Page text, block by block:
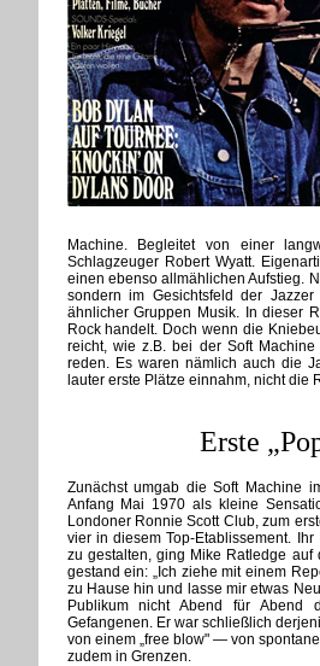
Machine. Begleitet von einer
Schlagzeuger Robert Wyatt.
einen ebenso allmählichen Aufstieg.
sondern im Gesichtsfeld der
ähnlicher Gruppen Musik. In dieser
Rock handelt. Doch wenn die
reicht, wie z.B. bei der Soft
reden. Es waren nämlich auch die
lauter erste Plätze einnahm, nicht die
Erste
Zunächst umgab die Soft Machine
Anfang Mai 1970 als kleine
Londoner Ronnie Scott Club, zum
vier in diesem Top-Etablissement.
zu gestalten, ging Mike Ratledge auf
gestand ein: „Ich ziehe mit einem
zu Hause hin und lasse mir etwas
Publikum nicht Abend für Abend
Gefangenen. Er war schließlich
von einem „free blow" — von
zudem in Grenzen.